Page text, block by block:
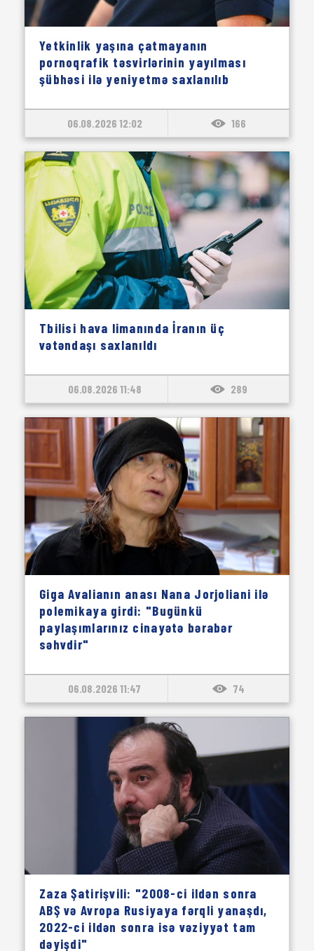
Yetkinlik yaşına çatmayanın
pornoqrafik təsvirlərinin yayılması
şübhəsi ilə yeniyetmə saxlanılıb
06.08.2026 12:02 166
Tbilisi hava limanında İranın üç
vətəndaşı saxlanıldı
06.08.2026 11:48 289
Giga Avalianın anası Nana Jorjoliani ilə
polemikaya girdi: "Bugünkü
paylaşımlarınız cinayətə bərabər
səhvdir"
06.08.2026 11:47 74
Zaza Şatirişvili: "2008-ci ildən sonra
ABŞ və Avropa Rusiyaya fərqli yanaşdı,
2022-ci ildən sonra isə vəziyyət tam
dəyişdi"